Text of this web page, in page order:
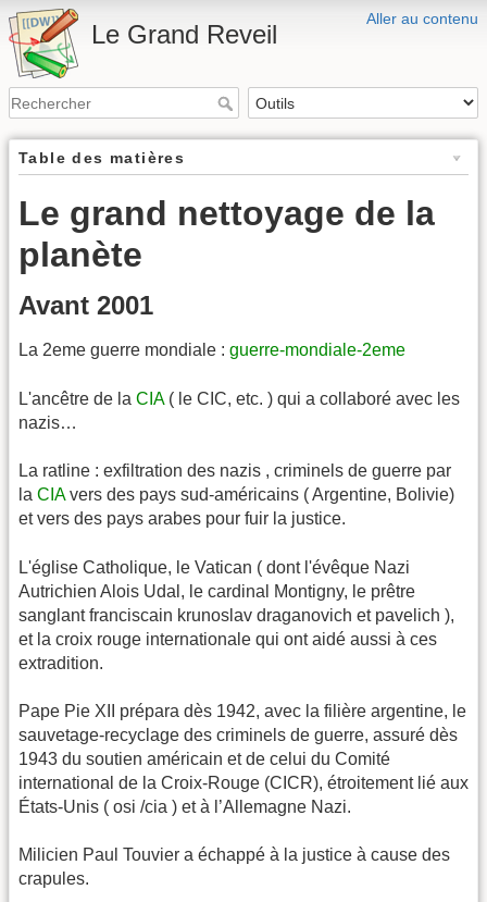
Aller au contenu
Le Grand Reveil
Table des matières
Le grand nettoyage de la
planète
Avant 2001
La 2eme guerre mondiale : guerre-mondiale-2eme
L'ancêtre de la CIA( le CIC, etc. ) qui a collaboré avec les
nazis…
La ratline : exfiltration des nazis , criminels de guerre par
la CIAvers des pays sud-américains ( Argentine, Bolivie)
et vers des pays arabes pour fuir la justice.
L'église Catholique, le Vatican ( dont l'évêque Nazi
Autrichien Alois Udal, le cardinal Montigny, le prêtre
sanglant franciscain krunoslav draganovich et pavelich ),
et la croix rouge internationale qui ont aidé aussi à ces
extradition.
Pape Pie XII prépara dès 1942, avec la filière argentine, le
sauvetage-recyclage des criminels de guerre, assuré dès
1943 du soutien américain et de celui du Comité
international de la Croix-Rouge (CICR), étroitement lié aux
États-Unis ( osi /cia ) et à l’Allemagne Nazi.
Milicien Paul Touvier a échappé à la justice à cause des
crapules.